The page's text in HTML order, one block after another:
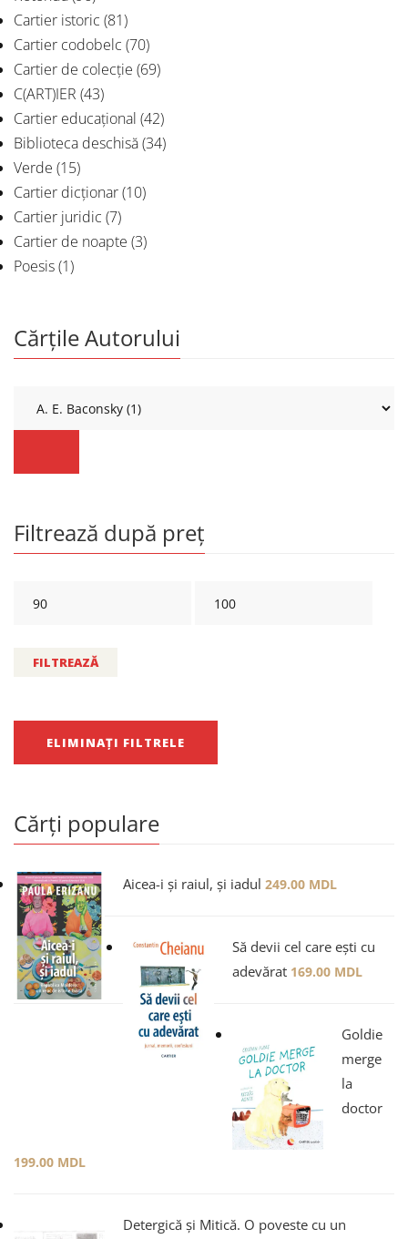
Cartier istoric (81)
Cartier codobelc (70)
Cartier de colecție (69)
C(ART)IER (43)
Cartier educațional (42)
Biblioteca deschisă(34)
Verde (15)
Cartier dicționar(10)
Cartier juridic (7)
Cartier de noapte (3)
Poesis(1)
Cărțile Autorului
Filtrează după preț
FILTREAZĂ
ELIMINAȚI FILTRELE
Cărți populare
Aicea-i și raiul, și iadul 249.00 MDL
Să devii cel care ești cu
adevărat 169.00 MDL
Goldie
merge
la
doctor
199.00 MDL
Detergică și Mitică. O poveste cu un